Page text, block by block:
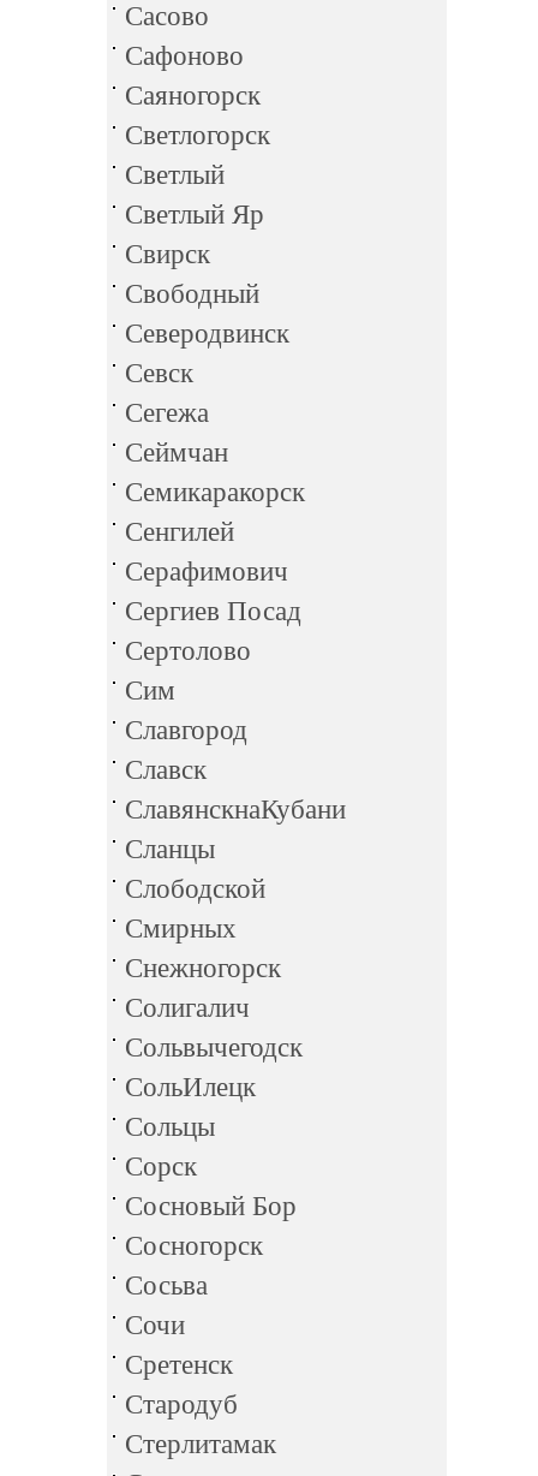
Сасово
Сафоново
Саяногорск
Светлогорск
Светлый
Светлый Яр
Свирск
Свободный
Северодвинск
Севск
Сегежа
Сеймчан
Семикаракорск
Сенгилей
Серафимович
Сергиев Посад
Сертолово
Сим
Славгород
Славск
СлавянскнаКубани
Сланцы
Слободской
Смирных
Снежногорск
Солигалич
Сольвычегодск
СольИлецк
Сольцы
Сорск
Сосновый Бор
Сосногорск
Сосьва
Сочи
Сретенск
Стародуб
Стерлитамак